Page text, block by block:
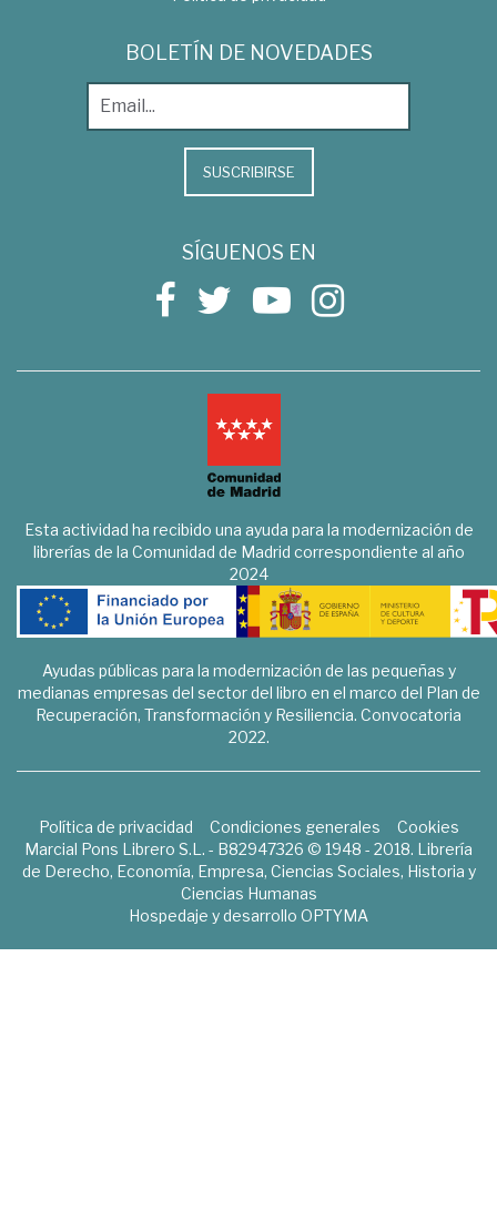
BOLETÍN DE NOVEDADES
SUSCRIBIRSE
SÍGUENOS EN
Esta actividad ha recibido una ayuda para la modernización de
librerías de la Comunidad de Madrid correspondiente al año
2024
Ayudas públicas para la modernización de las pequeñas y
medianas empresas del sector del libro en el marco del Plan de
Recuperación, Transformación y Resiliencia. Convocatoria
2022.
Política de privacidad Condiciones generales
Cookies
Marcial Pons Librero S.L. - B82947326 © 1948 - 2018. Librería
de Derecho, Economía, Empresa, Ciencias Sociales, Historia y
Ciencias Humanas
Hospedaje y desarrollo OPTYMA